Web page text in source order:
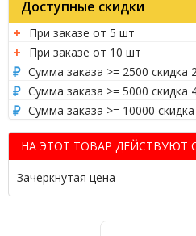
Доступные скидки
При заказе от 5 шт
При заказе от 10 шт
Сумма заказа >= 2500 скидка
Сумма заказа >= 5000 скидка
Сумма заказа >= 10000
НА ЭТОТ ТОВАР ДЕЙСТВУЮТ
Зачеркнутая цена